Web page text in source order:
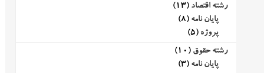
رشته اقتصاد (13)
پایان نامه (8)
پروژه (5)
رشته حقوق (10)
پایان نامه (3)